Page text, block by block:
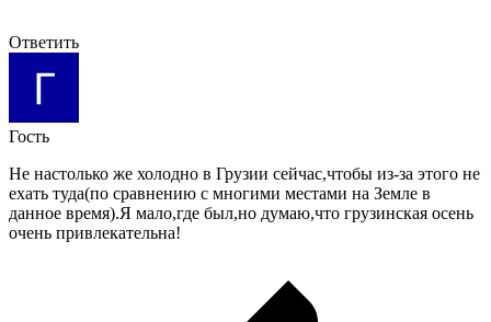
Ответить
Гость
Не настолько же холодно в Грузии сейчас,чтобы из-за этого не
ехать туда(по сравнению с многими местами на Земле в
данное время).Я мало,где был,но думаю,что грузинская осень
очень привлекательна!